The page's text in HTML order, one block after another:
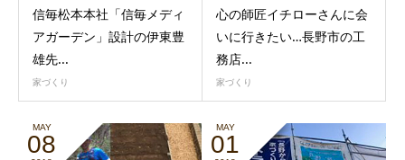
信毎松本本社「信毎メディ
アガーデン」設計の伊東豊
雄先...
家づくり
心の師匠イチローさんに会
いに行きたい…長野市の工
務店...
家づくり
MAY
08
MAY
01